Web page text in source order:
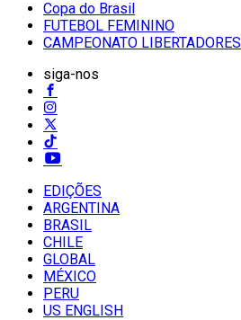
Copa do Brasil
FUTEBOL FEMININO
CAMPEONATO LIBERTADORES
siga-nos
EDIÇÕES
ARGENTINA
BRASIL
CHILE
GLOBAL
MÉXICO
PERU
US ENGLISH